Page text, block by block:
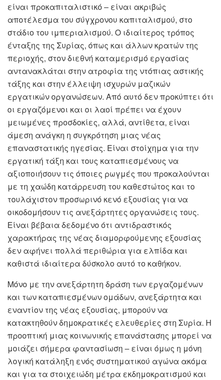
είναι προκαπιταλιστικό – είναι ακριβώς
αποτέλεσμα του σύγχρονου καπιταλισμού, στο
στάδιο του ιμπεριαλισμού. Ο ιδιαίτερος τρόπος
ένταξης της Συρίας, όπως και άλλων κρατών της
περιοχής, στον διεθνή καταμερισμό εργασίας
αντανακλάται στην ατροφία της ντόπιας αστικής
τάξης και στην έλλειψη ισχυρών μαζικών
εργατικών οργανώσεων. Από αυτό δεν προκύπτει ότι
οι εργαζόμενοι και οι λαοί πρέπει να έχουν
μειωμένες προσδοκίες, αλλά, αντίθετα, είναι
άμεση ανάγκη η συγκρότηση μιας νέας
επαναστατικής ηγεσίας. Είναι στοίχημα για την
εργατική τάξη και τους καταπιεσμένους να
αξιοποιήσουν τις όποιες ρωγμές που προκαλούνται
με τη χαώδη κατάρρευση του καθεστώτος και το
τουλάχιστον προσωρινό κενό εξουσίας για να
οικοδομήσουν τις ανεξάρτητες οργανώσεις τους.
Είναι βέβαια δεδομένο ότι αντιδραστικός
χαρακτήρας της νέας διαμορφούμενης εξουσίας
δεν αφήνει πολλά περιθώρια για ελπίδα και
καθιστά ιδιαίτερα δύσκολο αυτό το καθήκον.
Μόνο με την ανεξάρτητη δράση των εργαζομένων
και των καταπιεσμένων ομάδων, ανεξάρτητα και
εναντίον της νέας εξουσίας, μπορούν να
κατακτηθούν δημοκρατικές ελευθερίες στη Συρία. Η
προοπτική μιας κοινωνικής επανάστασης μπορεί να
μοιάζει σήμερα φαντασίωση – είναι όμως η μόνη
λογική κατάληξη ενός συστηματικού αγώνα ακόμα
και για τα στοιχειώδη μέτρα εκδημοκρατισμού και